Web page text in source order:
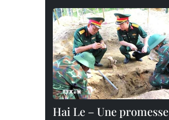
Hai Le – Une promesse